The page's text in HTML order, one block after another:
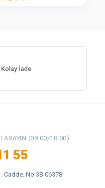
Kolay İade
ARAYIN (09:00/18:00)
55
Cadde. No:3B 06378